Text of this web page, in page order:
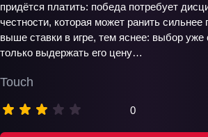
Touch
0
придётся платить: победа потребует
честности, которая может ранить
выше ставки в игре, тем яснее: выбор уже
только выдержать его цену…